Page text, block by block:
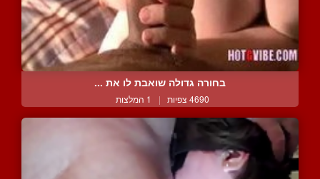
בחורה גדולה שואבת לו את ...
4690 צפיות | 1 המלצות